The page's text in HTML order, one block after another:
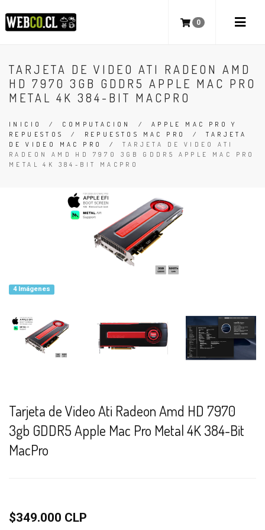
0
TARJETA DE VIDEO ATI RADEON AMD
HD 7970 3GB GDDR5 APPLE MAC PRO
METAL 4K 384-BIT MACPRO
INICIO / COMPUTACION / APPLE MAC PRO Y
REPUESTOS
/ REPUESTOS MAC PRO /TARJETA
DE VIDEO MAC PRO
/TARJETA DE VIDEO ATI
RADEON AMD HD 7970 3GB GDDR5 APPLE MAC PRO
METAL 4K 384-BIT MACPRO
4 Imágenes
Tarjeta de Video Ati Radeon Amd HD 7970
3gb GDDR5 Apple Mac Pro Metal 4K 384-Bit
MacPro
$349.000 CLP